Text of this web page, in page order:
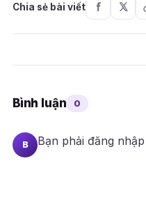
Chia sẻ bài viết
Bình luận 0
B Bạn phải đăng nhập